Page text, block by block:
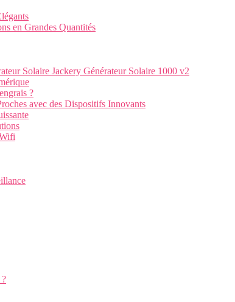
en Grandes Quantités
Solaire Jackery Générateur Solaire 1000 v2
?
avec des Dispositifs Innovants